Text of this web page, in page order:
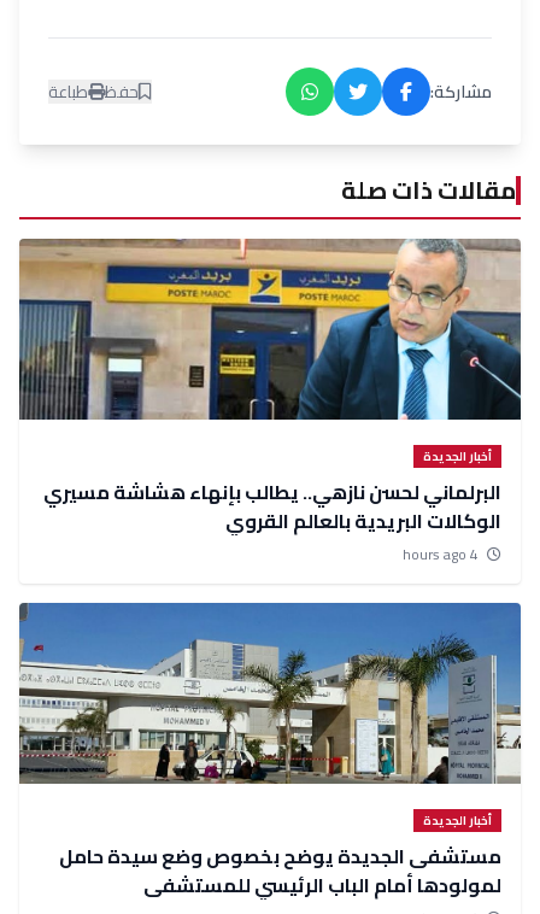
مشاركة: حفظ طباعة
مقالات ذات صلة
أخبار الجديدة
البرلماني لحسن نازهي.. يطالب بإنهاء هشاشة مسيري
الوكالات البريدية بالعالم القروي
أخبار الجديدة
مستشفى الجديدة يوضح بخصوص وضع سيدة حامل
لمولودها أمام الباب الرئيسي للمستشفى